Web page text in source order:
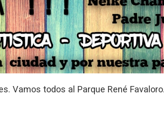
Vamos todos al Parque René Favaloro.